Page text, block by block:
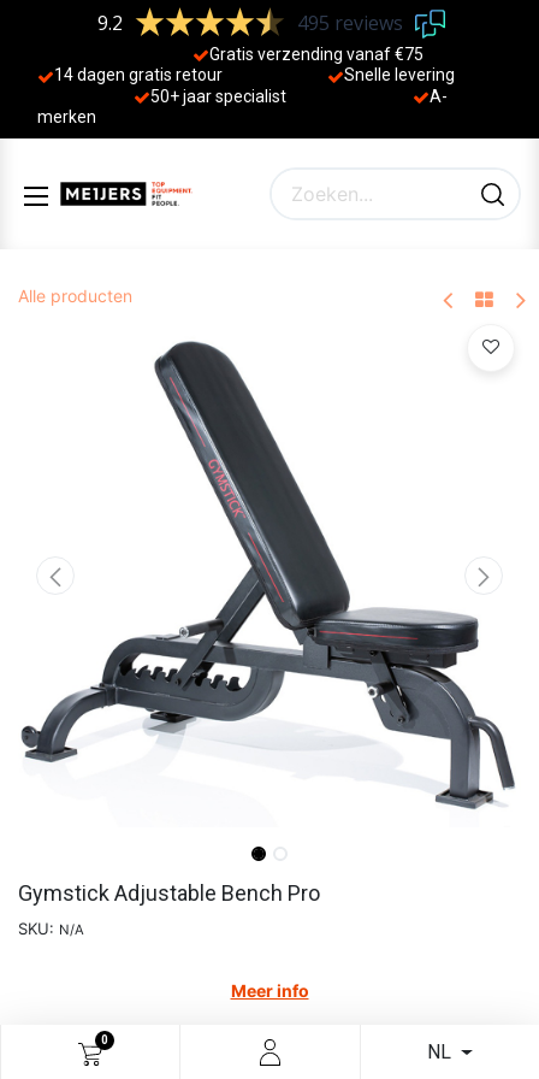
0
NL
9.2 495 reviews
Gratis verzending vanaf €75
14 dagen gratis retour
Sne lle levering
50+ jaar specialist
A-
merken
Alle producten
Gymstick Adjustable Bench Pro
SKU: N/A
Meer info
412,40